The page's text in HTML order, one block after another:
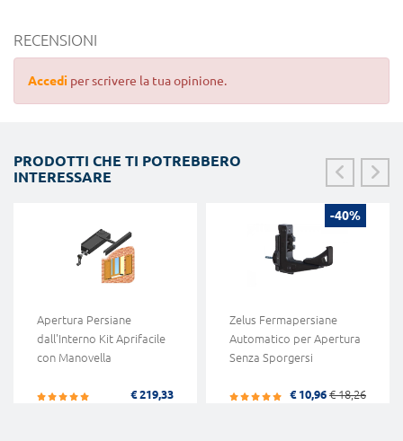
RECENSIONI
Accedi per scrivere la tua opinione.
PRODOTTI CHE TI POTREBBERO
INTERESSARE
Apertura Persiane
dall'Interno Kit Aprifacile
con Manovella
€ 219,33
-40%
Zelus Fermapersiane
Automatico per Apertura
Senza Sporgersi
€ 10,96 € 18,26